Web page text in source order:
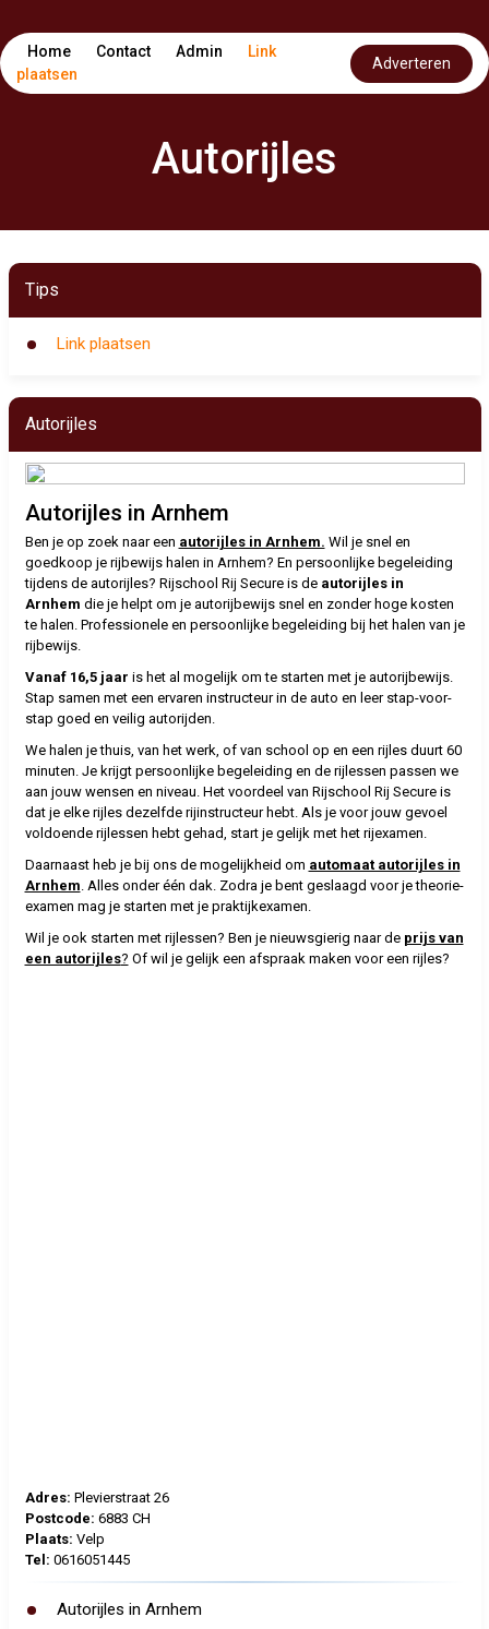
Home Contact Admin
Link
plaatsen
Adverteren
Autorijles
Tips
Link plaatsen
Autorijles
Autorijles in Arnhem
Ben je op zoek naar een autorijles in Arnhem. Wil je snel en
goedkoop je rijbewijs halen in Arnhem? En persoonlijke begeleiding
tijdens de autorijles? Rijschool Rij Secure is de autorijles in
Arnhem die je helpt om je autorijbewijs snel en zonder hoge kosten
te halen. Professionele en persoonlijke begeleiding bij het halen van je
rijbewijs.
Vanaf 16,5 jaar is het al mogelijk om te starten met je autorijbewijs.
Stap samen met een ervaren instructeur in de auto en leer stap-voor-
stap goed en veilig autorijden.
We halen je thuis, van het werk, of van school op en een rijles duurt 60
minuten. Je krijgt persoonlijke begeleiding en de rijlessen passen we
aan jouw wensen en niveau. Het voordeel van Rijschool Rij Secure is
dat je elke rijles dezelfde rijinstructeur hebt. Als je voor jouw gevoel
voldoende rijlessen hebt gehad, start je gelijk met het rijexamen.
Daarnaast heb je bij ons de mogelijkheid om automaat autorijles in
Arnhem. Alles onder één dak. Zodra je bent geslaagd voor je theorie-
examen mag je starten met je praktijkexamen.
Wil je ook starten met rijlessen? Ben je nieuwsgierig naar de prijs van
een autorijles? Of wil je gelijk een afspraak maken voor een rijles?
Adres: Plevierstraat 26
Postcode: 6883 CH
Plaats: Velp
Tel: 0616051445
Autorijles in Arnhem